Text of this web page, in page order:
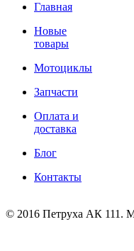
Главная
Новые
товары
Мотоциклы
Запчасти
Оплата и
доставка
Блог
Контакты
© 2016 Петруха АК 111.